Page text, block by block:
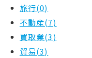
旅行(0)
不動産(7)
買取業(3)
貿易(3)